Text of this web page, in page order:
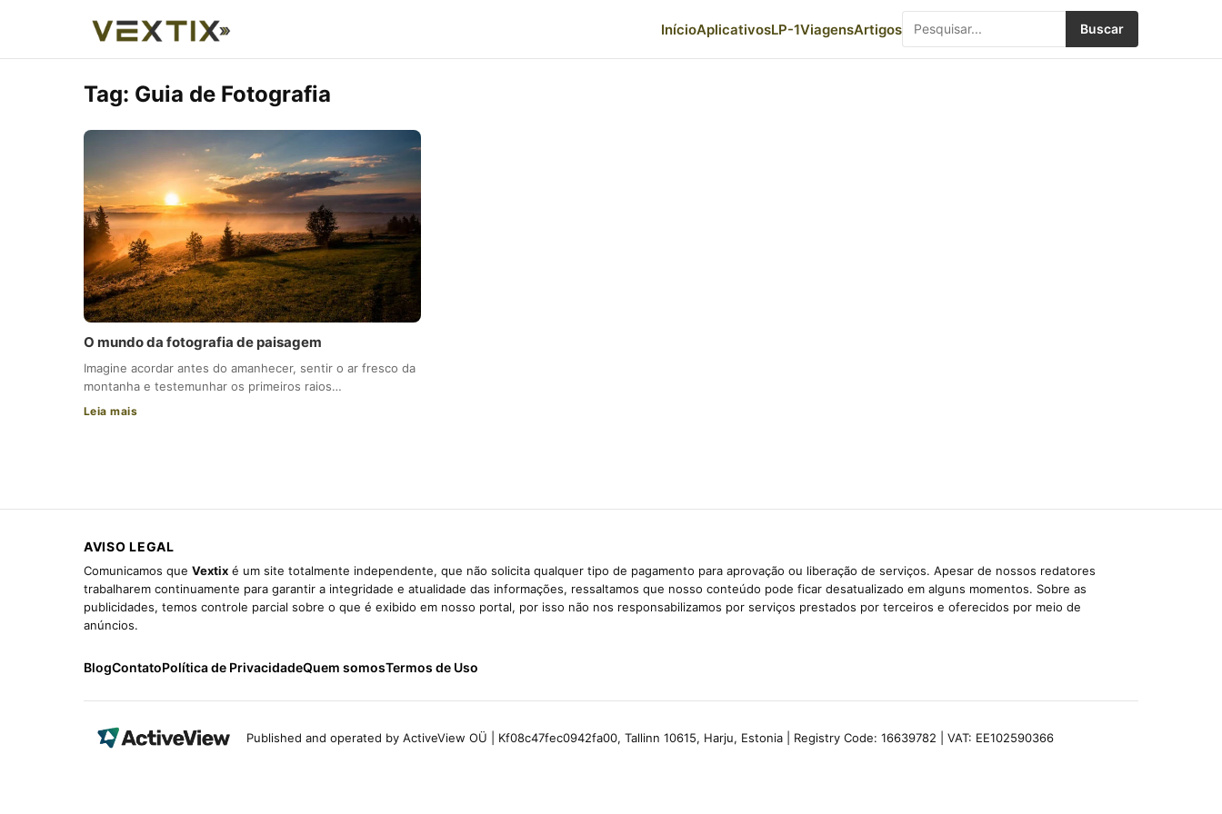
InícioAplicativosLP-1ViagensArtigos Buscar
Tag: Guia de Fotografia
O mundo da fotografia de paisagem
Imagine acordar antes do amanhecer, sentir o ar fresco da
montanha e testemunhar os primeiros raios…
Leia mais
AVISO LEGAL
Comunicamos que Vextix é um site totalmente independente, que não solicita qualquer tipo de pagamento para aprovação ou liberação de serviços. Apesar de nossos redatores
trabalharem continuamente para garantir a integridade e atualidade das informações, ressaltamos que nosso conteúdo pode ficar desatualizado em alguns momentos. Sobre as
publicidades, temos controle parcial sobre o que é exibido em nosso portal, por isso não nos responsabilizamos por serviços prestados por terceiros e oferecidos por meio de
anúncios.
BlogContatoPolítica de PrivacidadeQuem somosTermos de Uso
Published and operated by ActiveView OÜ | Kf08c47fec0942fa00, Tallinn 10615, Harju, Estonia | Registry Code: 16639782 | VAT: EE102590366